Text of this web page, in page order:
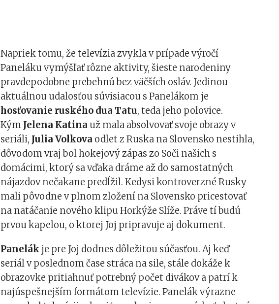
Napriek tomu, že televízia zvykla v prípade výročí
Paneláku vymýšľať rôzne aktivity, šieste narodeniny
pravdepodobne prebehnú bez väčších osláv. Jedinou
aktuálnou udalosťou súvisiacou s Panelákom je
hosťovanie ruského dua Tatu, teda jeho polovice.
Kým Jelena Katina už mala absolvovať svoje obrazy v
seriáli, Julia Volkova odlet z Ruska na Slovensko nestihla,
dôvodom vraj bol hokejový zápas zo Soči našich s
domácimi, ktorý sa vďaka dráme až do samostatných
nájazdov nečakane predĺžil. Kedysi kontroverzné Rusky
mali pôvodne v plnom zložení na Slovensko pricestovať
na natáčanie nového klipu Horkýže Slíže. Práve tí budú
prvou kapelou, o ktorej Joj pripravuje aj dokument.
Panelák je pre Joj dodnes dôležitou súčasťou. Aj keď
seriál v poslednom čase stráca na sile, stále dokáže k
obrazovke pritiahnuť potrebný počet divákov a patrí k
najúspešnejším formátom televízie. Panelák výrazne